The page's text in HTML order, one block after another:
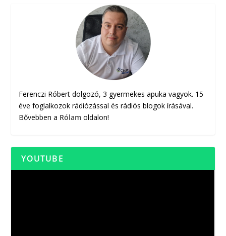
Ferenczi Róbert dolgozó, 3 gyermekes apuka vagyok. 15
éve foglalkozok rádiózással és rádiós blogok írásával.
Bővebben a Rólam oldalon!
YOUTUBE